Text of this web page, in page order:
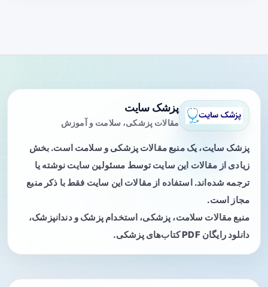
پزشک سایت
مقالات پزشکی، سلامت و آموزش
پزشک سایت، یک منبع مقالات پزشکی و سلامت است. بخش
زیادی از مقالات این سایت توسط مسئولین سایت نوشته یا
ترجمه شده‌اند. استفاده از مقالات این سایت فقط با ذکر منبع
مجاز است.
منبع مقالات سلامت، پزشکی، استخدام پزشک و دندانپزشک،
دانلود رایگان PDF کتاب‌های پزشکی.